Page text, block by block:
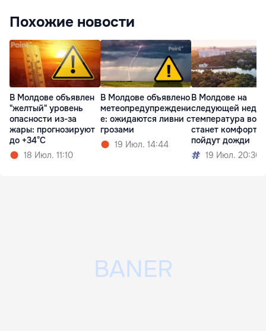
Похожие новости
В Молдове объявлен
"желтый" уровень
опасности из-за
жары: прогнозируют
до +34°C
18 Июл. 11:10
В Молдове объявлено
метеопредупреждени
е: ожидаются ливни с
грозами
19 Июл. 14:44
В Молдове на
следующей
температура
станет
пойдут дожди
19 Июл. 20:30